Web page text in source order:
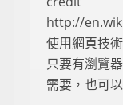
http://
使用網頁技
只要有瀏覽
需要，也可